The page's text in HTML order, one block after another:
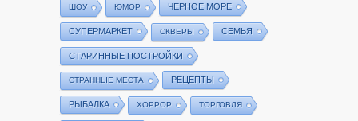
ШОУ ЮМОР ЧЕРНОЕ МОРЕ
СУПЕРМАРКЕТ СКВЕРЫ СЕМЬЯ
СТАРИННЫЕ ПОСТРОЙКИ
СТРАННЫЕ МЕСТА РЕЦЕПТЫ
РЫБАЛКА ХОРРОР ТОРГОВЛЯ